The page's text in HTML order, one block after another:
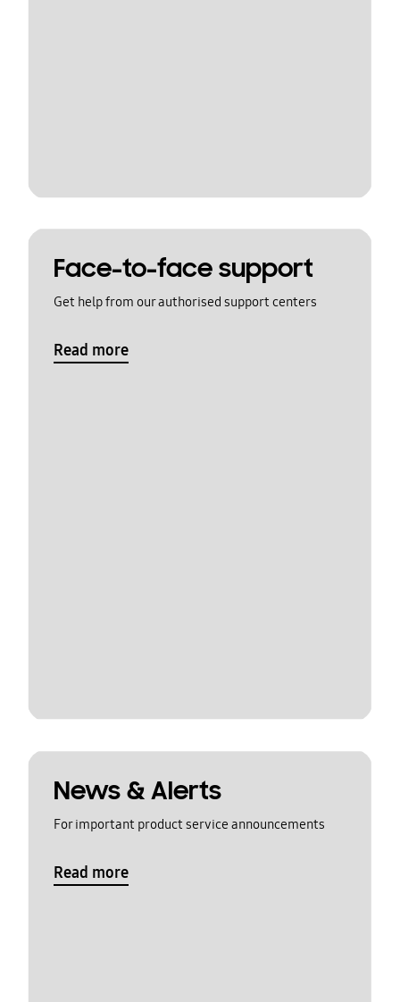
Face-to-face support
Get help from our authorised support centers
Read more
News & Alerts
For important product service announcements
Read more